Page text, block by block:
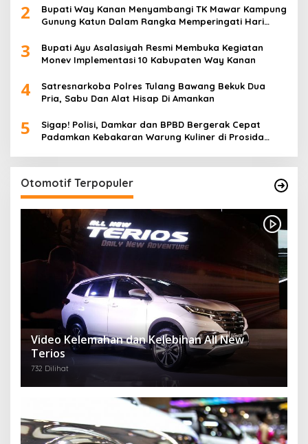
2
Bupati Way Kanan Menyambangi TK Mawar Kampung
Gunung Katun Dalam Rangka Memperingati Hari
3
Bupati Ayu Asalasiyah Resmi Membuka Kegiatan
Monev Implementasi 10 Kabupaten Way Kanan
4
Satresnarkoba Polres Tulang Bawang Bekuk Dua
Pria, Sabu Dan Alat Hisap Di Amankan
5
Sigap! Polisi, Damkar dan BPBD Bergerak Cepat
Padamkan Kebakaran Warung Kuliner di Prosida
Otomotif Terpopuler
Video Kelemahan dan Kelebihan All New
Terios
732 Dilihat